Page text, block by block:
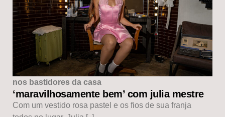
nos bastidores da casa
‘maravilhosamente bem’ com julia mestre
Com um vestido rosa pastel e os fios de sua franja